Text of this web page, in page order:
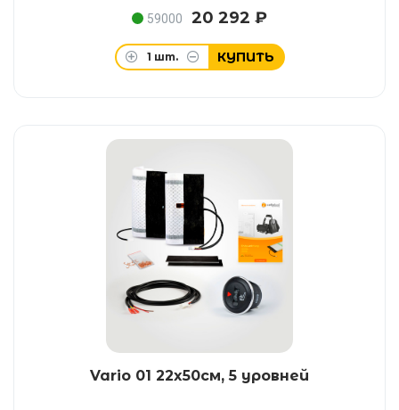
59000 20 292 ₽
1 шт. КУПИТЬ
Vario 01 22x50см, 5 уровней